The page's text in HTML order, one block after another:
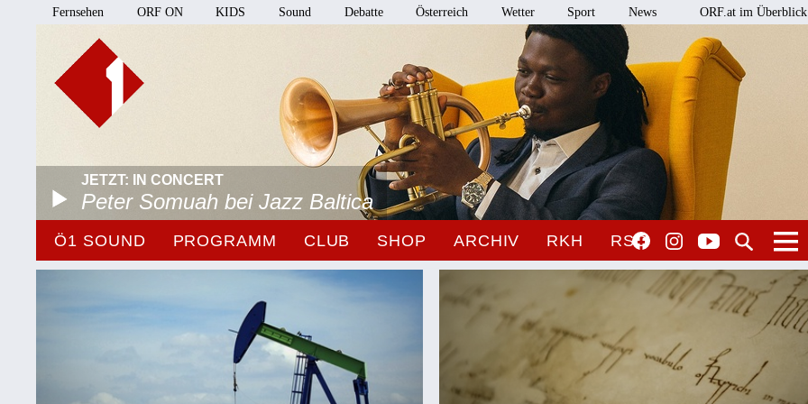
Fernsehen ORF ON KIDS Sound Debatte Österreich Wetter Sport News ORF.at im Überblick
JETZT: IN CONCERT
Peter Somuah bei Jazz Baltica
Ö1 SOUND PROGRAMM CLUB SHOP ARCHIV RKH RSO